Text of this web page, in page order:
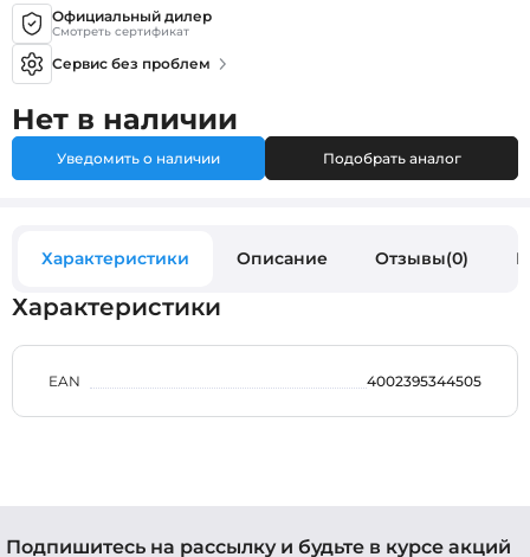
Официальный дилер
Смотреть сертификат
Сервис без проблем
Нет в наличии
Уведомить о наличии Подобрать аналог
Характеристики Описание Отзывы(0)
Характеристики
EAN 4002395344505
Подпишитесь на рассылку и будьте в курсе акций